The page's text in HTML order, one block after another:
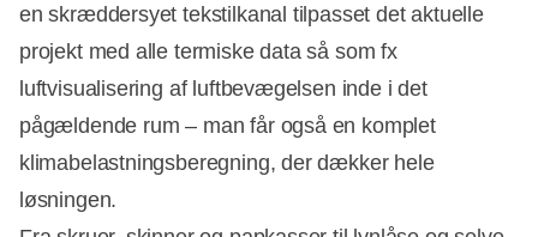
en skræddersyet tekstilkanal tilpasset det aktuelle
projekt med alle termiske data så som fx
luftvisualisering af luftbevægelsen inde i det
pågældende rum – man får også en komplet
klimabelastningsberegning, der dækker hele
løsningen.